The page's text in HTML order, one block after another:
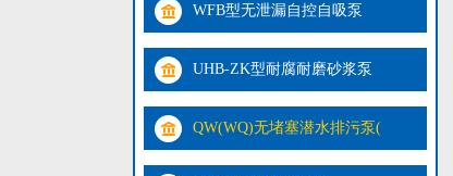
WFB型无泄漏自控自吸泵
UHB-ZK型耐腐耐磨砂浆泵
QW(WQ)无堵塞潜水排污泵(